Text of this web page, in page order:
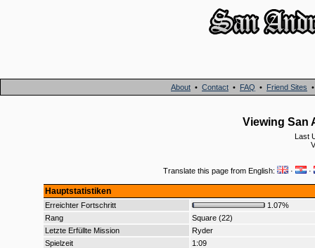
About • Contact • FAQ • Friend Sites
Viewing San
Last
Translate this page from English: · ·
Hauptstatistiken
Erreichter Fortschritt
1.07%
Rang
Square (22)
Letzte Erfüllte Mission
Ryder
Spielzeit
1:09